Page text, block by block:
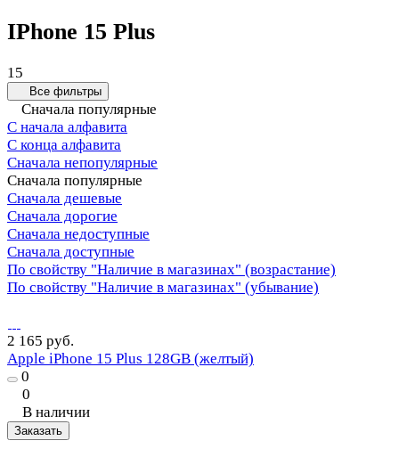
IPhone 15 Plus
15
Все фильтры
Сначала популярные
С начала алфавита
С конца алфавита
Сначала непопулярные
Сначала популярные
Сначала дешевые
Сначала дорогие
Сначала недоступные
Сначала доступные
По свойству "Наличие в магазинах" (возрастание)
По свойству "Наличие в магазинах" (убывание)
2 165 руб.
Apple iPhone 15 Plus 128GB (желтый)
0
0
В наличии
Заказать